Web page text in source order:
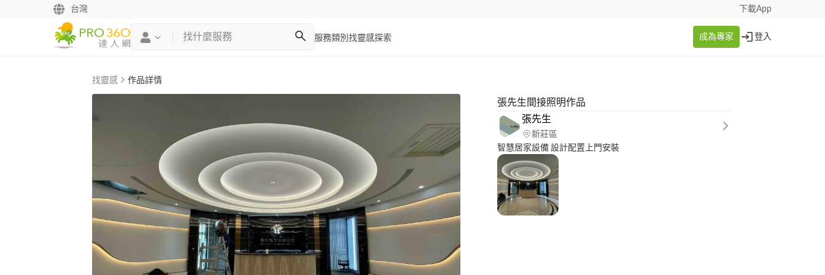
台灣 下載App
服務類別 找靈感探索 成為專家 登入
找靈感 作品詳情
張先生間接照明作品
張先生
新莊區
智慧居家設備 設計配置上門安裝